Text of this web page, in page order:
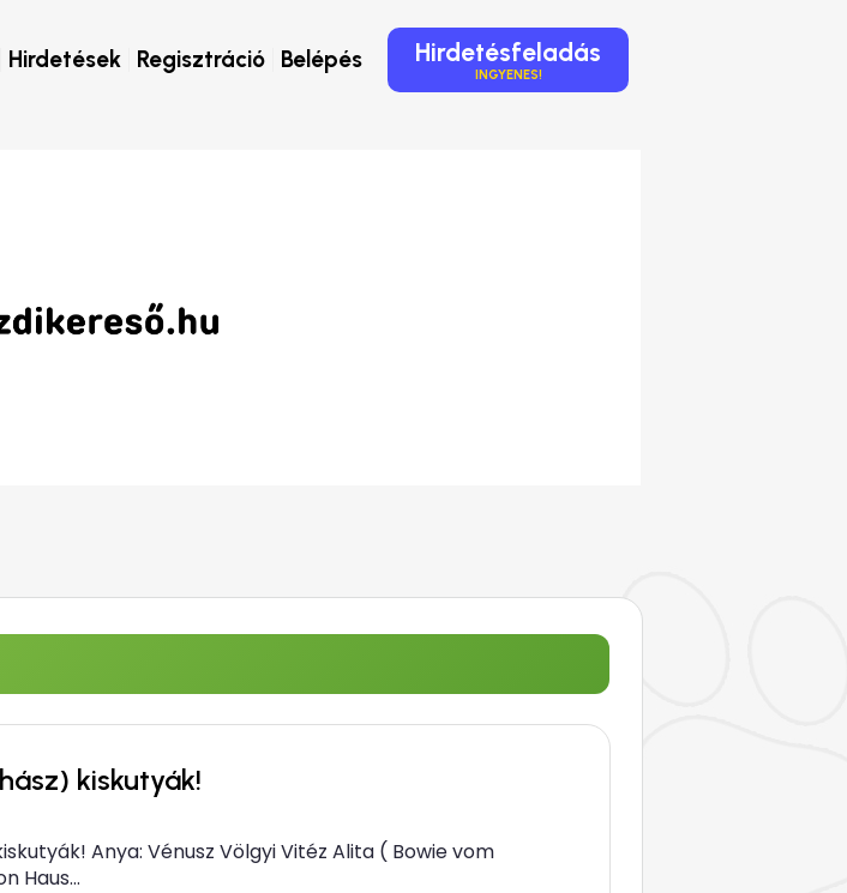
Hirdetésfeladás
INGYENES!
Belépés
Regisztráció
Hirdetések
kiskutyák!
Anya: Vénusz Völgyi Vitéz Alita ( Bowie vom
Haus...